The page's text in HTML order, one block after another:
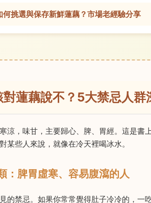
何挑選與保存新鮮蓮藕？市場老經驗分享
對蓮藕說不？5大禁忌人群
涼，味甘，主要歸心、脾、胃經。這是書
某些人來說，就像在冷天裡喝冰水。
：脾胃虛寒、容易腹瀉的人
的禁忌。如果你常常覺得肚子冷冷的，一